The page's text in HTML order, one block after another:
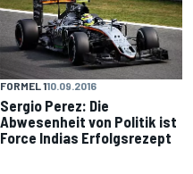
FORMEL 110.09.2016
Sergio Perez: Die
Abwesenheit von Politik ist
Force Indias Erfolgsrezept